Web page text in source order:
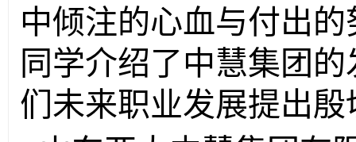
中倾注的心血与付出
同学介绍了中慧集团
们未来职业发展提出